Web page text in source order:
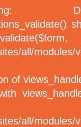
all/modules/
of
all/modules/